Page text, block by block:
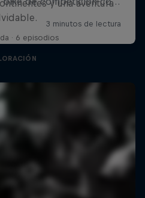
y una aventura
· 6 episodios